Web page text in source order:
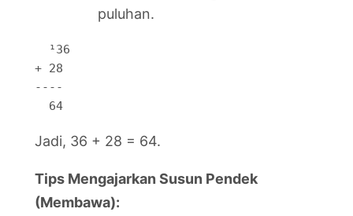
puluhan.
  ¹36
+ 28
----
  64
Jadi, 36 + 28 = 64.
Tips Mengajarkan Susun Pendek
(Membawa):